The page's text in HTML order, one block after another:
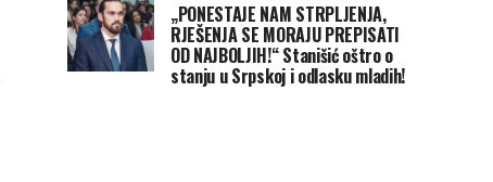
„PONESTAJE NAM STRPLJENJA,
RJEŠENJA SE MORAJU PREPISATI
OD NAJBOLJIH!“ Stanišić oštro o
stanju u Srpskoj i odlasku mladih!